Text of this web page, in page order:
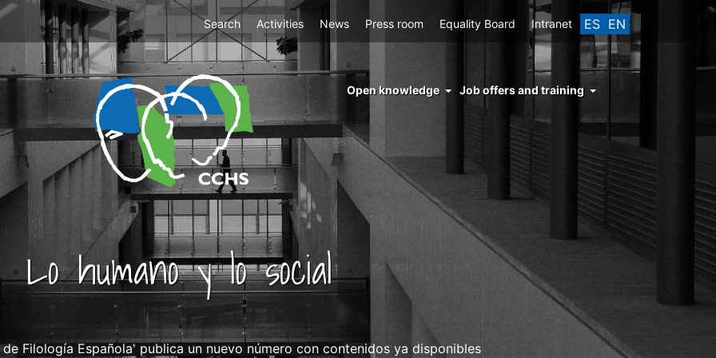
ES EN
Top
Menu
Search Activities News Press room Equality Board Intranet
menu
cchs
conocimiento
abierto
Open knowledge Job offers and training
Lo humano y lo social
de Filología Española' publica un nuevo número con contenidos ya disponibles